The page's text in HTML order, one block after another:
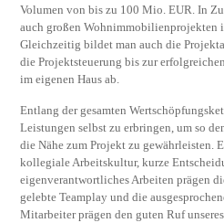
Volumen von bis zu 100 Mio. EUR. In
auch großen Wohnimmobilienprojekten
Gleichzeitig bildet man auch die
die Projektsteuerung bis zur
im eigenen Haus ab.
Entlang der gesamten
Leistungen selbst zu erbringen, um so
die Nähe zum Projekt zu gewährleisten.
kollegiale Arbeitskultur, kurze
eigenverantwortliches Arbeiten prägen
gelebte Teamplay und die
Mitarbeiter prägen den guten Ruf